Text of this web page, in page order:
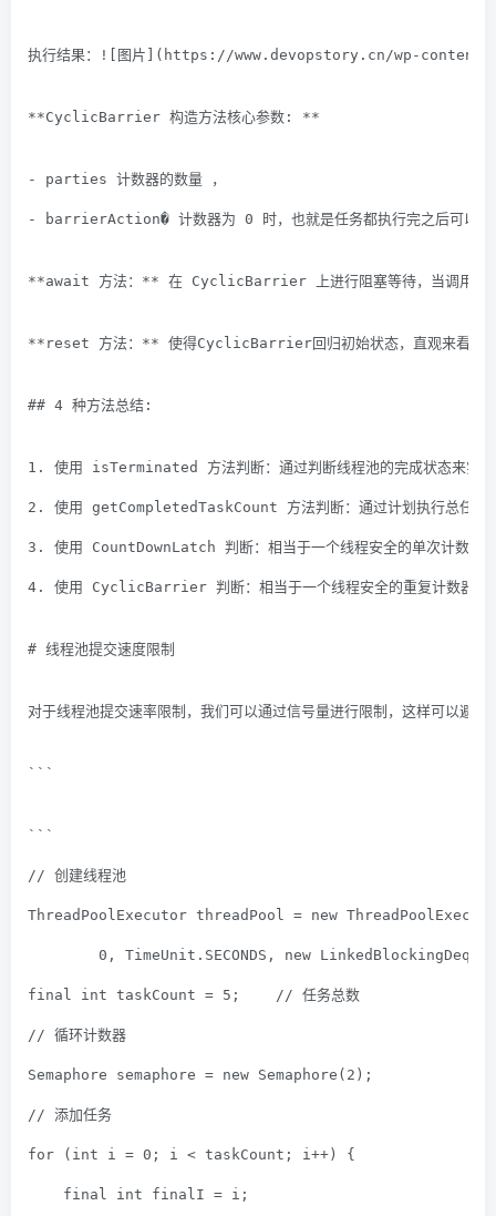
执行结果：![图片](https://www.devopstory.cn/wp-
**CyclicBarrier 构造方法核心参数: **
- parties 计数器的数量 ，
- barrierAction� 计数器为 0 时，也就是任务都执行完之后可以执
**await 方法：** 在 CyclicBarrier 上进行阻塞等待，当调用此方
**reset 方法：** 使得CyclicBarrier回归初始状态，直观来看它做
## 4 种方法总结:
1. 使用 isTerminated 方法判断：通过判断线程池的完成状态来实现
2. 使用 getCompletedTaskCount 方法判断：通过计划执行总任务量
3. 使用 CountDownLatch 判断：相当于一个线程安全的单次计数器，
4. 使用 CyclicBarrier 判断：相当于一个线程安全的重复计数器，但
# 线程池提交速度限制
对于线程池提交速率限制，我们可以通过信号量进行限制，这样可以避
```
```
// 创建线程池
ThreadPoolExecutor threadPool = new
0 , TimeUnit.SECONDS, new
final int taskCount = 5 ; // 任务总数
// 循环计数器
Semaphore semaphore = new Semaphore( 2 );
// 添加任务
for ( int i = 0 ; i < taskCount; i++) {
final int finalI = i;